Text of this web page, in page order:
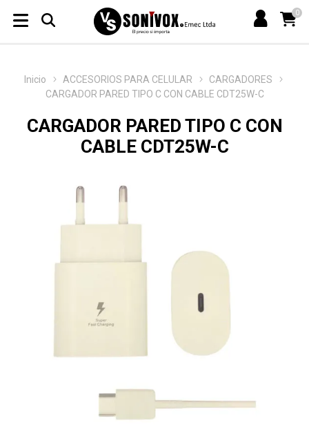
0
Inicio ACCESORIOS PARA CELULAR
CARGADORES
CARGADOR PARED TIPO C CON CABLE CDT25W-C
CARGADOR PARED TIPO C CON
CABLE CDT25W-C